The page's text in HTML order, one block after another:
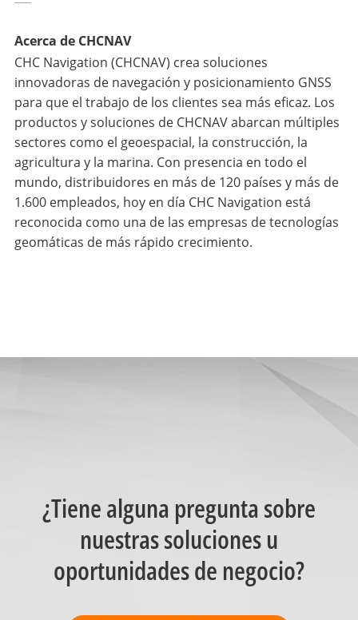
Acerca de CHCNAV
CHC Navigation (CHCNAV) crea soluciones
innovadoras de navegación y posicionamiento GNSS
para que el trabajo de los clientes sea más eficaz. Los
productos y soluciones de CHCNAV abarcan múltiples
sectores como el geoespacial, la construcción, la
agricultura y la marina. Con presencia en todo el
mundo, distribuidores en más de 120 países y más de
1.600 empleados, hoy en día CHC Navigation está
reconocida como una de las empresas de tecnologías
geomáticas de más rápido crecimiento.
¿Tiene alguna pregunta sobre
nuestras soluciones u
oportunidades de negocio?